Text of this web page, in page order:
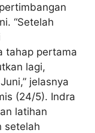
“Setelah
tahap pertama
lagi,
jelasnya
(24/5). Indra
latihan
setelah